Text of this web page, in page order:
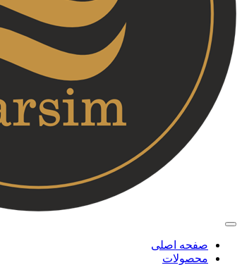
صفحه اصلی
محصولات